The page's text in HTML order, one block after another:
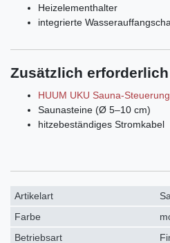
Heizelementhalter
integrierte
Zusätzlich erforderlich
HUUM UKU Sauna-
Saunasteine (Ø 5–10 cm)
hitzebeständiges Stromkabel
Artikelart
Farbe
Betriebsart